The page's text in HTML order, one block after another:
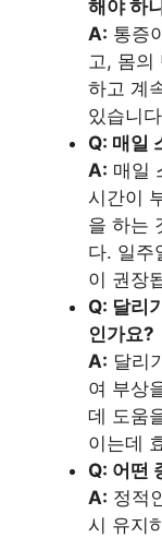
해야 하
A: 통증
고, 몸의
하고 계
있습니
Q: 매일
A: 매일
시간이
을 하는
다. 일주
이 권장
Q: 달리
인가요?
A: 달리
여 부상
데 도움
이는데
Q: 어떤
A: 정적
시 유지